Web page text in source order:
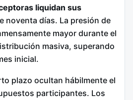
liquidan sus
noventa días. La presión de
mayor durante el
masiva, superando
inicial.
plazo ocultan hábilmente el
participantes. Los